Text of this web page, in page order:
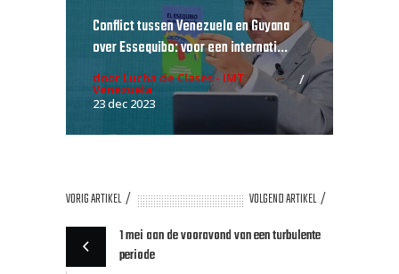
Conflict tussen Venezuela en Guyana
over Essequibo: voor een internati...
door Lucha de Clases - IMT
Venezuela
23 dec 2023
VORIG ARTIKEL
VOLGEND ARTIKEL
1 mei aan de vooravond van een turbulente
periode